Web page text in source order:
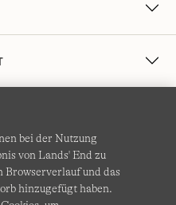
& Sicherheit
bei der Nutzung
von Lands' End zu
Browserverlauf und das
hinzugefügt haben.